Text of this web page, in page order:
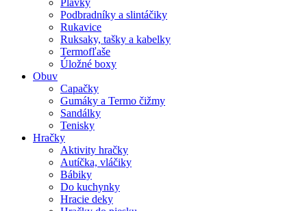
Plavky
Podbradníky a slintáčiky
Rukavice
Ruksaky, tašky a kabelky
Termofľaše
Úložné boxy
Obuv
Capačky
Gumáky a Termo čižmy
Sandálky
Tenisky
Hračky
Aktivity hračky
Autíčka, vláčiky
Bábiky
Do kuchynky
Hracie deky